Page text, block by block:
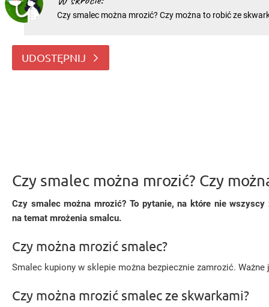
Czy smalec można mrozić? Czy można to robić ze
także. Oto kilka istotnych informacji na temat mroże
UDOSTĘPNIJ
Czy smalec można mrozić? Czy
Czy smalec można mrozić? To pytanie, na które nie
na temat mrożenia smalcu.
Czy można mrozić smalec?
Smalec kupiony w sklepie można bezpiecznie zamrozić.
Czy można mrozić smalec ze skwarkami?